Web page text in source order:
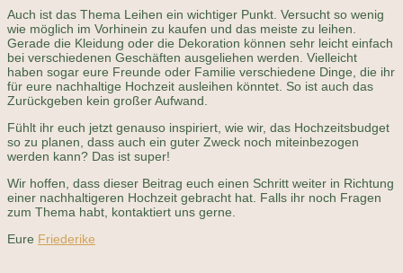
Auch ist das Thema Leihen ein wichtiger Punkt. Versucht so wenig
wie möglich im Vorhinein zu kaufen und das meiste zu leihen.
Gerade die Kleidung oder die Dekoration können sehr leicht einfach
bei verschiedenen Geschäften ausgeliehen werden. Vielleicht
haben sogar eure Freunde oder Familie verschiedene Dinge, die ihr
für eure nachhaltige Hochzeit ausleihen könntet. So ist auch das
Zurückgeben kein großer Aufwand.
Fühlt ihr euch jetzt genauso inspiriert, wie wir, das Hochzeitsbudget
so zu planen, dass auch ein guter Zweck noch miteinbezogen
werden kann? Das ist super!
Wir hoffen, dass dieser Beitrag euch einen Schritt weiter in Richtung
einer nachhaltigeren Hochzeit gebracht hat. Falls ihr noch Fragen
zum Thema habt, kontaktiert uns gerne.
Eure Friederike